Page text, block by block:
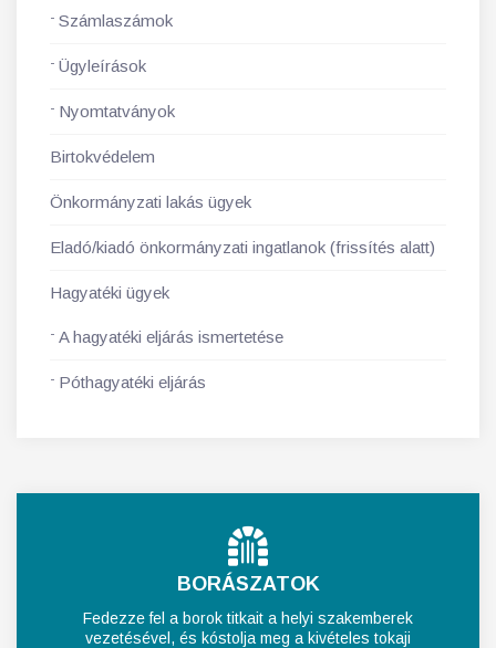
Számlaszámok
Ügyleírások
Nyomtatványok
Birtokvédelem
Önkormányzati lakás ügyek
Eladó/kiadó önkormányzati ingatlanok (frissítés alatt)
Hagyatéki ügyek
A hagyatéki eljárás ismertetése
Póthagyatéki eljárás
BORÁSZATOK
Fedezze fel a borok titkait a helyi szakemberek
vezetésével, és kóstolja meg a kivételes tokaji